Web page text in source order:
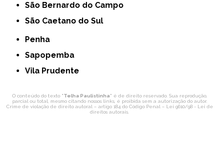
São Bernardo do Campo
São Caetano do Sul
Penha
Sapopemba
Vila Prudente
O conteúdo do texto "Telha Paulistinha" é de direito reservado. Sua reprodução,
parcial ou total, mesmo citando nossos links, é proibida sem a autorização do autor.
Crime de violação de direito autoral – artigo 184 do Código Penal – Lei 9610/98 - Lei de
direitos autorais